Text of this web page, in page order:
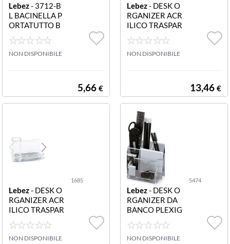
Lebez- 3712-B
L BACINELLA P
ORTATUTTO B
LU 3712BL BA
CINELLA PORT
ATUTTO BLU
NON DISPONIBILE
5,66 €
Lebez- DESK O
RGANIZER ACR
ILICO TRASPAR
ENTE 1684 DES
K ORGANIZER I
N ACRILICO TR
NON DISPONIBILE
13,46 €
1685
Lebez- DESK O
RGANIZER ACR
ILICO TRASPAR
ENTE 1685 DES
K ORGANIZER I
N ACRILICO TR
NON DISPONIBILE
5474
Lebez- DESK O
RGANIZER DA
BANCO PLEXIG
LASS 5474 POR
TATUTTO IN PL
EXIGLASS DA B
NON DISPONIBILE